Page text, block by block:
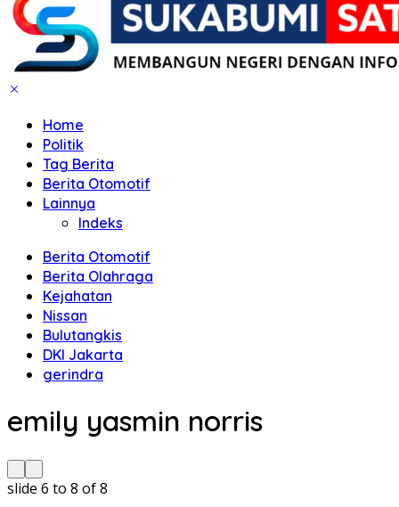
Home
Politik
Tag Berita
Berita Otomotif
Lainnya
Indeks
Berita Otomotif
Berita Olahraga
Kejahatan
Nissan
Bulutangkis
DKI Jakarta
gerindra
emily yasmin norris
slide 6 to 8 of 8